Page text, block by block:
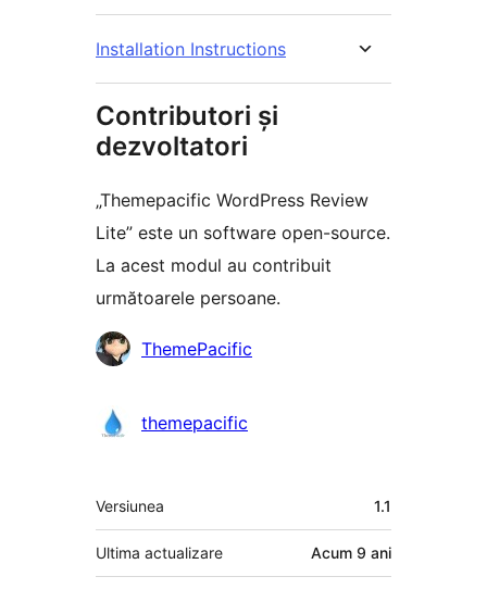
Installation Instructions
Contributori și
dezvoltatori
„Themepacific WordPress Review
Lite” este un software open-source.
La acest modul au contribuit
următoarele persoane.
Contributori
ThemePacific
themepacific
Meta
Versiunea 1.1
Ultima actualizare Acum 9 ani